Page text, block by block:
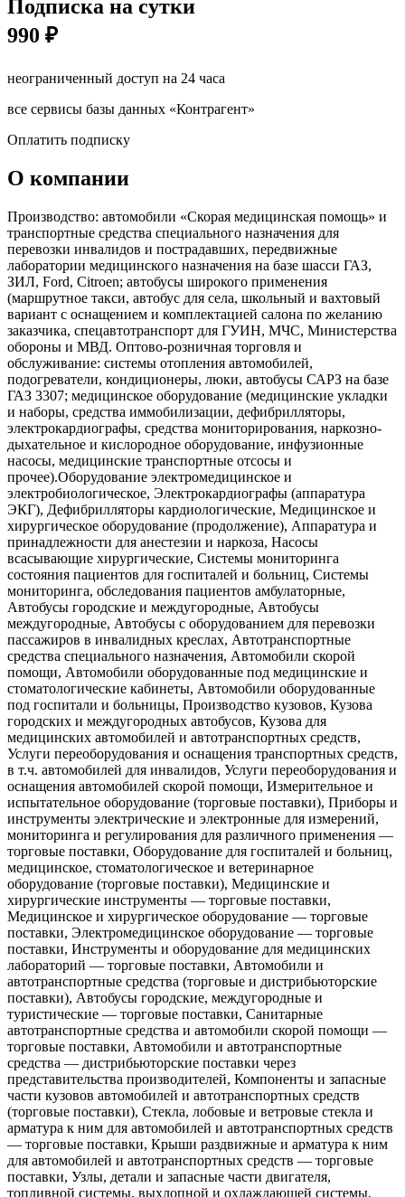
Подписка на сутки
990 ₽
неограниченный доступ на 24 часа
все сервисы базы данных «Контрагент»
Оплатить подписку
О компании
Производство: автомобили «Скорая медицинская помощь» и
транспортные средства специального назначения для
перевозки инвалидов и пострадавших, передвижные
лаборатории медицинского назначения на базе шасси ГАЗ,
ЗИЛ, Ford, Citroen; автобусы широкого применения
(маршрутное такси, автобус для села, школьный и вахтовый
вариант с оснащением и комплектацией салона по желанию
заказчика, спецавтотранспорт для ГУИН, МЧС, Министерства
обороны и МВД. Оптово-розничная торговля и
обслуживание: системы отопления автомобилей,
подогреватели, кондиционеры, люки, автобусы САРЗ на базе
ГАЗ 3307; медицинское оборудование (медицинские укладки
и наборы, средства иммобилизации, дефибрилляторы,
электрокардиографы, средства мониторирования, наркозно-
дыхательное и кислородное оборудование, инфузионные
насосы, медицинские транспортные отсосы и
прочее).Оборудование электромедицинское и
электробиологическое, Электрокардиографы (аппаратура
ЭКГ), Дефибрилляторы кардиологические, Медицинское и
хирургическое оборудование (продолжение), Аппаратура и
принадлежности для анестезии и наркоза, Насосы
всасывающие хирургические, Системы мониторинга
состояния пациентов для госпиталей и больниц, Системы
мониторинга, обследования пациентов амбулаторные,
Автобусы городские и междугородные, Автобусы
междугородные, Автобусы с оборудованием для перевозки
пассажиров в инвалидных креслах, Автотранспортные
средства специального назначения, Автомобили скорой
помощи, Автомобили оборудованные под медицинские и
стоматологические кабинеты, Автомобили оборудованные
под госпитали и больницы, Производство кузовов, Кузова
городских и междугородных автобусов, Кузова для
медицинских автомобилей и автотранспортных средств,
Услуги переоборудования и оснащения транспортных средств,
в т.ч. автомобилей для инвалидов, Услуги переоборудования и
оснащения автомобилей скорой помощи, Измерительное и
испытательное оборудование (торговые поставки), Приборы и
инструменты электрические и электронные для измерений,
мониторинга и регулирования для различного применения —
торговые поставки, Оборудование для госпиталей и больниц,
медицинское, стоматологическое и ветеринарное
оборудование (торговые поставки), Медицинские и
хирургические инструменты — торговые поставки,
Медицинское и хирургическое оборудование — торговые
поставки, Электромедицинское оборудование — торговые
поставки, Инструменты и оборудование для медицинских
лабораторий — торговые поставки, Автомобили и
автотранспортные средства (торговые и дистрибьюторские
поставки), Автобусы городские, междугородные и
туристические — торговые поставки, Санитарные
автотранспортные средства и автомобили скорой помощи —
торговые поставки, Автомобили и автотранспортные
средства — дистрибьюторские поставки через
представительства производителей, Компоненты и запасные
части кузовов автомобилей и автотранспортных средств
(торговые поставки), Стекла, лобовые и ветровые стекла и
арматура к ним для автомобилей и автотранспортных средств
— торговые поставки, Крыши раздвижные и арматура к ним
для автомобилей и автотранспортных средств — торговые
поставки, Узлы, детали и запасные части двигателя,
топливной системы, выхлопной и охлаждающей системы,